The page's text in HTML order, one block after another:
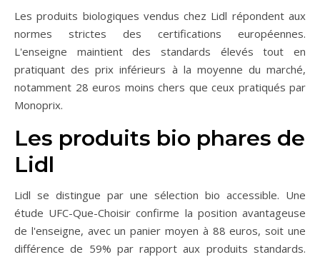
Les produits biologiques vendus chez Lidl répondent aux
normes strictes des certifications européennes.
L'enseigne maintient des standards élevés tout en
pratiquant des prix inférieurs à la moyenne du marché,
notamment 28 euros moins chers que ceux pratiqués par
Monoprix.
Les produits bio phares de
Lidl
Lidl se distingue par une sélection bio accessible. Une
étude UFC-Que-Choisir confirme la position avantageuse
de l'enseigne, avec un panier moyen à 88 euros, soit une
différence de 59% par rapport aux produits standards.